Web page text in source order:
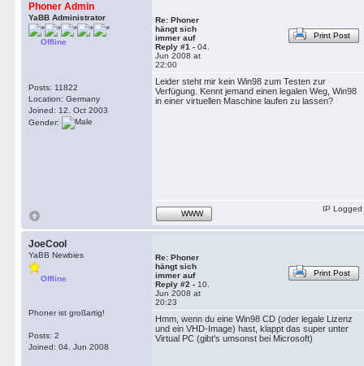
Phoner Admin
YaBB Administrator
Offline
Posts: 11822
Location: Germany
Joined: 12. Oct 2003
Gender:
Re: Phoner
hängt sich
immer auf
Reply #1 - 04.
Jun 2008 at
22:00
Print Post
Leider steht mir kein Win98 zum Testen zur
Verfügung. Kennt jemand einen legalen Weg, Win98
in einer virtuellen Maschine laufen zu lassen?
WWW
IP Logged
JoeCool
YaBB Newbies
Offline
Phoner ist großartig!
Posts: 2
Joined: 04. Jun 2008
Re: Phoner
hängt sich
immer auf
Reply #2 - 10.
Jun 2008 at
20:23
Print Post
Hmm, wenn du eine Win98 CD (oder legale Lizenz
und ein VHD-Image) hast, klappt das super unter
Virtual PC (gibt's umsonst bei Microsoft)